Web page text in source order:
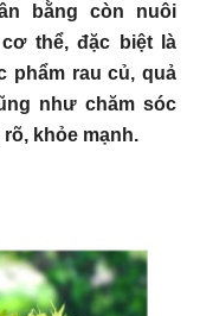
bằng còn nuôi
thể, đặc biệt là
phẩm rau củ, quả
như chăm sóc
khỏe mạnh.